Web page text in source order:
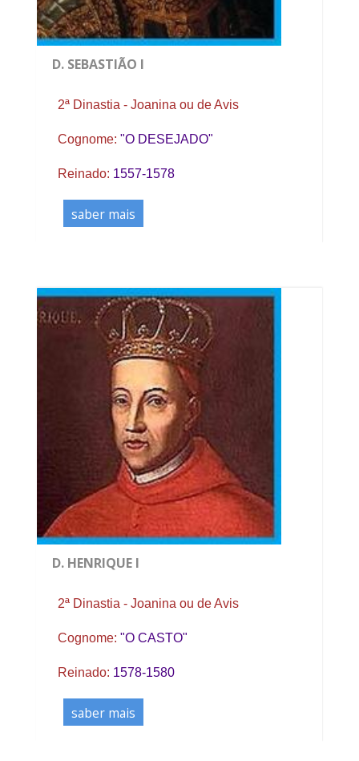
D. SEBASTIÃO I
2ª Dinastia - Joanina ou de Avis
Cognome: "O DESEJADO"
Reinado: 1557-1578
saber mais
D. HENRIQUE I
2ª Dinastia - Joanina ou de Avis
Cognome: "O CASTO"
Reinado: 1578-1580
saber mais